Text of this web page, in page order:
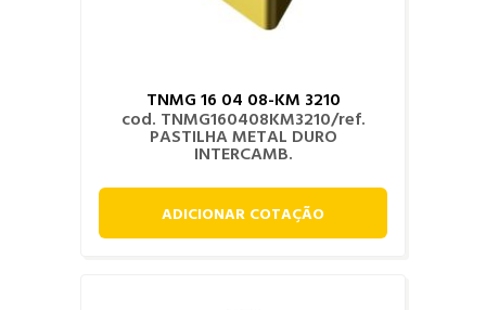
TNMG 16 04 08-KM 3210
cod. TNMG160408KM3210/ref.
PASTILHA METAL DURO
INTERCAMB.
ADICIONAR COTAÇÃO